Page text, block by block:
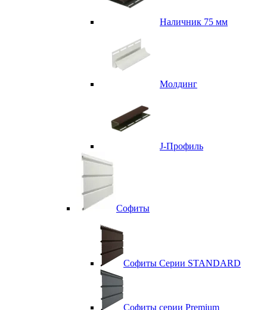
Наличник 75 мм
Молдинг
J-Профиль
Софиты
Софиты Серии STANDARD
Софиты серии Premium